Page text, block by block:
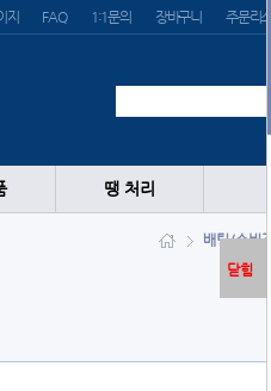
지 FAQ 1:1문의 장바구니 주문리스
땡 처리
배팅/수비장
닫힘